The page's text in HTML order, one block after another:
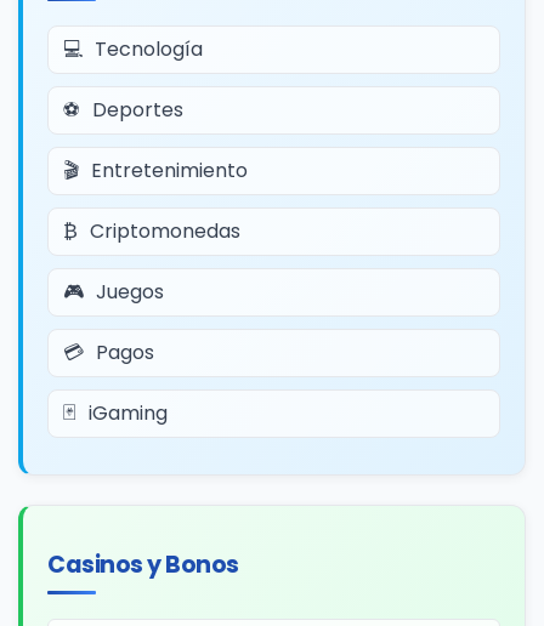
Tecnología
Deportes
Entretenimiento
Criptomonedas
Juegos
Pagos
iGaming
Casinos y Bonos